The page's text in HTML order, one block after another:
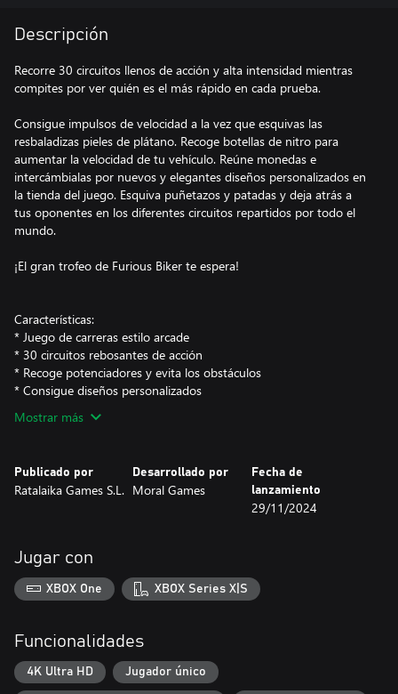
Descripción
Recorre 30 circuitos llenos de acción y alta intensidad mientras
compites por ver quién es el más rápido en cada prueba.
Consigue impulsos de velocidad a la vez que esquivas las
resbaladizas pieles de plátano. Recoge botellas de nitro para
aumentar la velocidad de tu vehículo. Reúne monedas e
intercámbialas por nuevos y elegantes diseños personalizados en
la tienda del juego. Esquiva puñetazos y patadas y deja atrás a
tus oponentes en los diferentes circuitos repartidos por todo el
mundo.
¡El gran trofeo de Furious Biker te espera!
Características:
* Juego de carreras estilo arcade
* 30 circuitos rebosantes de acción
* Recoge potenciadores y evita los obstáculos
* Consigue diseños personalizados
Mostrar más
Publicado por
Ratalaika Games S.L.
Desarrollado por
Moral Games
Fecha de
lanzamiento
29/11/2024
Jugar con
XBOX One XBOX Series X|S
Funcionalidades
4K Ultra HD Jugador único